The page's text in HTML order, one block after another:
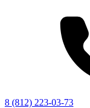
8 (812) 223-03-73